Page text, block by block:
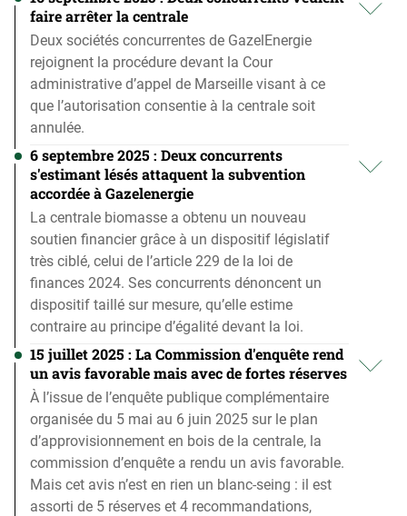
faire arrêter la centrale
Deux sociétés concurrentes de GazelEnergie
rejoignent la procédure devant la Cour
administrative d’appel de Marseille visant à ce
que l’autorisation consentie à la centrale soit
annulée.
6 septembre 2025 : Deux concurrents
s'estimant lésés attaquent la subvention
accordée à Gazelenergie
La centrale biomasse a obtenu un nouveau
soutien financier grâce à un dispositif législatif
très ciblé, celui de l’article 229 de la loi de
finances 2024. Ses concurrents dénoncent un
dispositif taillé sur mesure, qu’elle estime
contraire au principe d’égalité devant la loi.
15 juillet 2025 : La Commission d'enquête rend
un avis favorable mais avec de fortes réserves
À l’issue de l’enquête publique complémentaire
organisée du 5 mai au 6 juin 2025 sur le plan
d’approvisionnement en bois de la centrale, la
commission d’enquête a rendu un avis favorable.
Mais cet avis n’est en rien un blanc-seing : il est
assorti de 5 réserves et 4 recommandations,